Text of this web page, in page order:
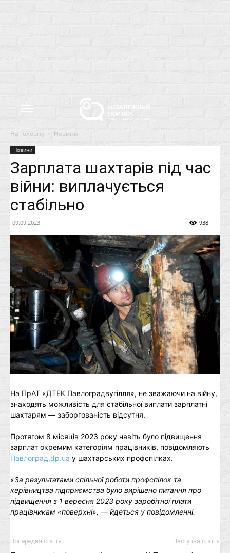
На головну Новини
Новини
Зарплата шахтарів під час
війни: виплачується
стабільно
09.09.2023 938
На ПрАТ «ДТЕК Павлоградвугілля», не зважаючи на війну,
знаходять можливіcть для стабільної виплати зарплатні
шахтарям — заборгованість відсутня.
Протягом 8 місяців 2023 року навіть було підвищення
зарплат окремим категоріям працівників, повідомляють
Павлоград.dp.ua у шахтарських профспілках.
«За результатами спільної роботи профспілок та
керівництва підприємства було вирішено питання про
підвищення з 1 вересня 2023 року заробітної плати
працівникам «поверхні», — йдеться у повідомленні.
Попередня стаття Наступна стаття